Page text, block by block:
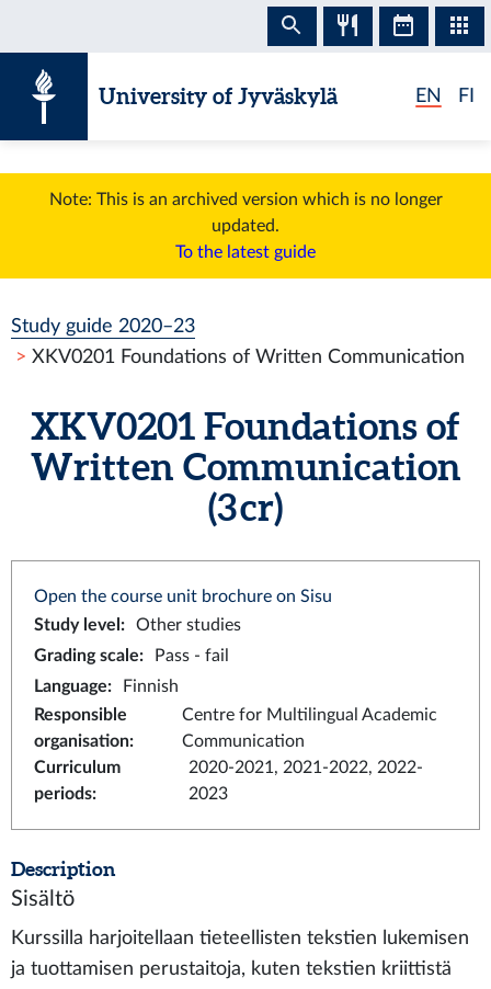
University of Jyväskylä EN FI
Note: This is an archived version which is no longer
updated.
To the latest guide
Study guide 2020–23
XKV0201 Foundations of Written Communication
XKV0201 Foundations of
Written Communication
(3 cr)
Open the course unit brochure on Sisu
Study level :
Other studies
Grading scale:
Pass - fail
Language:
Finnish
Responsible
organisation:
Centre for Multilingual Academic
Communication
Curriculum
periods:
2020-2021, 2021-2022, 2022-
2023
Description
Sisältö
Kurssilla harjoitellaan tieteellisten tekstien lukemisen
ja tuottamisen perustaitoja, kuten tekstien kriittistä